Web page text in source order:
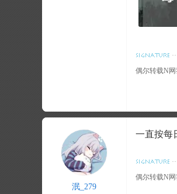
偶尔转载N网
泯_279
一直按每
偶尔转载N网